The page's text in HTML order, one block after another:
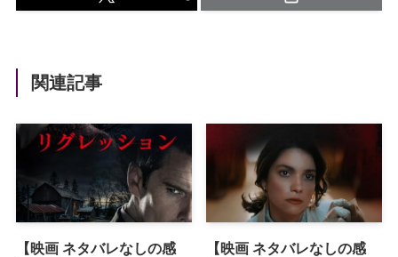
関連記事
【映画 ネタバレなしの感
【映画 ネタバレなしの感